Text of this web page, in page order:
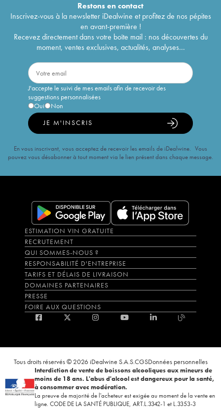
Restons encontact
Inscrivez-vous à la newsletter iDealwine et profitez de nos pépites
en avant-première !
Recevez directement dans votre boîte mail : nos découvertes du
moment, ventes exclusives, actualités, analyses...
J'accepte le suivi de mes emails afin de recevoir des
suggestions personnalisées
Oui
Non
JE M'INSCRIS
En vous inscrivant, vous acceptez de recevoir les emails de iDealwine. Vous
pouvez vous désabonner à tout moment via le lien présent dans chaque message.
ESTIMATION VIN GRATUITE
RECRUTEMENT
QUI SOMMES-NOUS ?
RESPONSABILITÉ D'ENTREPRISE
TARIFS ET DÉLAIS DE LIVRAISON
DOMAINES PARTENAIRES
PRESSE
FOIRE AUX QUESTIONS
Tous droits réservés © 2026 iDealwine S.A.S.CGSDonnées personnelles
Interdiction de vente de boissons alcooliques aux mineurs de
moins de 18 ans. L'abus d'alcool est dangereux pour la santé,
à consommer avec modération.
La preuve de majorité de l'acheteur est exigée au moment de la vente en
ligne. CODE DE LA SANTÉ PUBLIQUE, ART.L.3342-1 et L.3353-3